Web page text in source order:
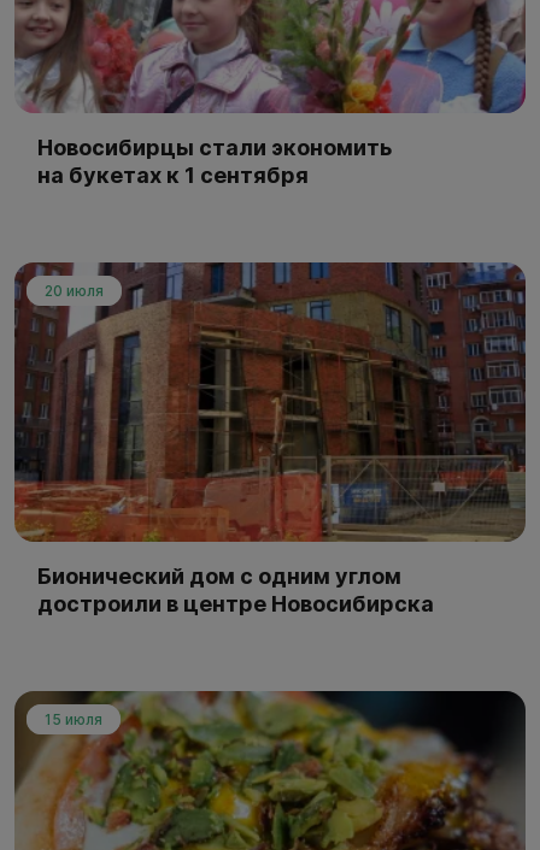
Новосибирцы стали экономить
на букетах к 1 сентября
20 июля
Бионический дом с одним углом
достроили в центре Новосибирска
15 июля